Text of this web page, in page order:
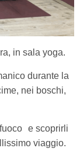
in sala yoga.
durante la
nei boschi,
e scoprirli
viaggio.